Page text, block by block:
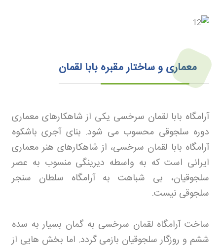
معماری و ساختار مقبره بابا لقمان
آرامگاه بابا لقمان سرخسی یکی از شاهکارهای معماری
دوره سلجوقی محسوب می شود. بنای آجری باشکوه
آرامگاه بابا لقمان سرخسی، از شاهکارهای هنر معماری
ایرانی است که به واسطه دیرینگی منسوب به عصر
سلجوقیان، بی شباهت به آرامگاه سلطان سنجر
سلجوقی نیست.
ساخت آرامگاه لقمان سرخسی به گمان بسیار به سده
ششم و روزگار سلجوقیان بازمی گردد. اما بخش هایی از